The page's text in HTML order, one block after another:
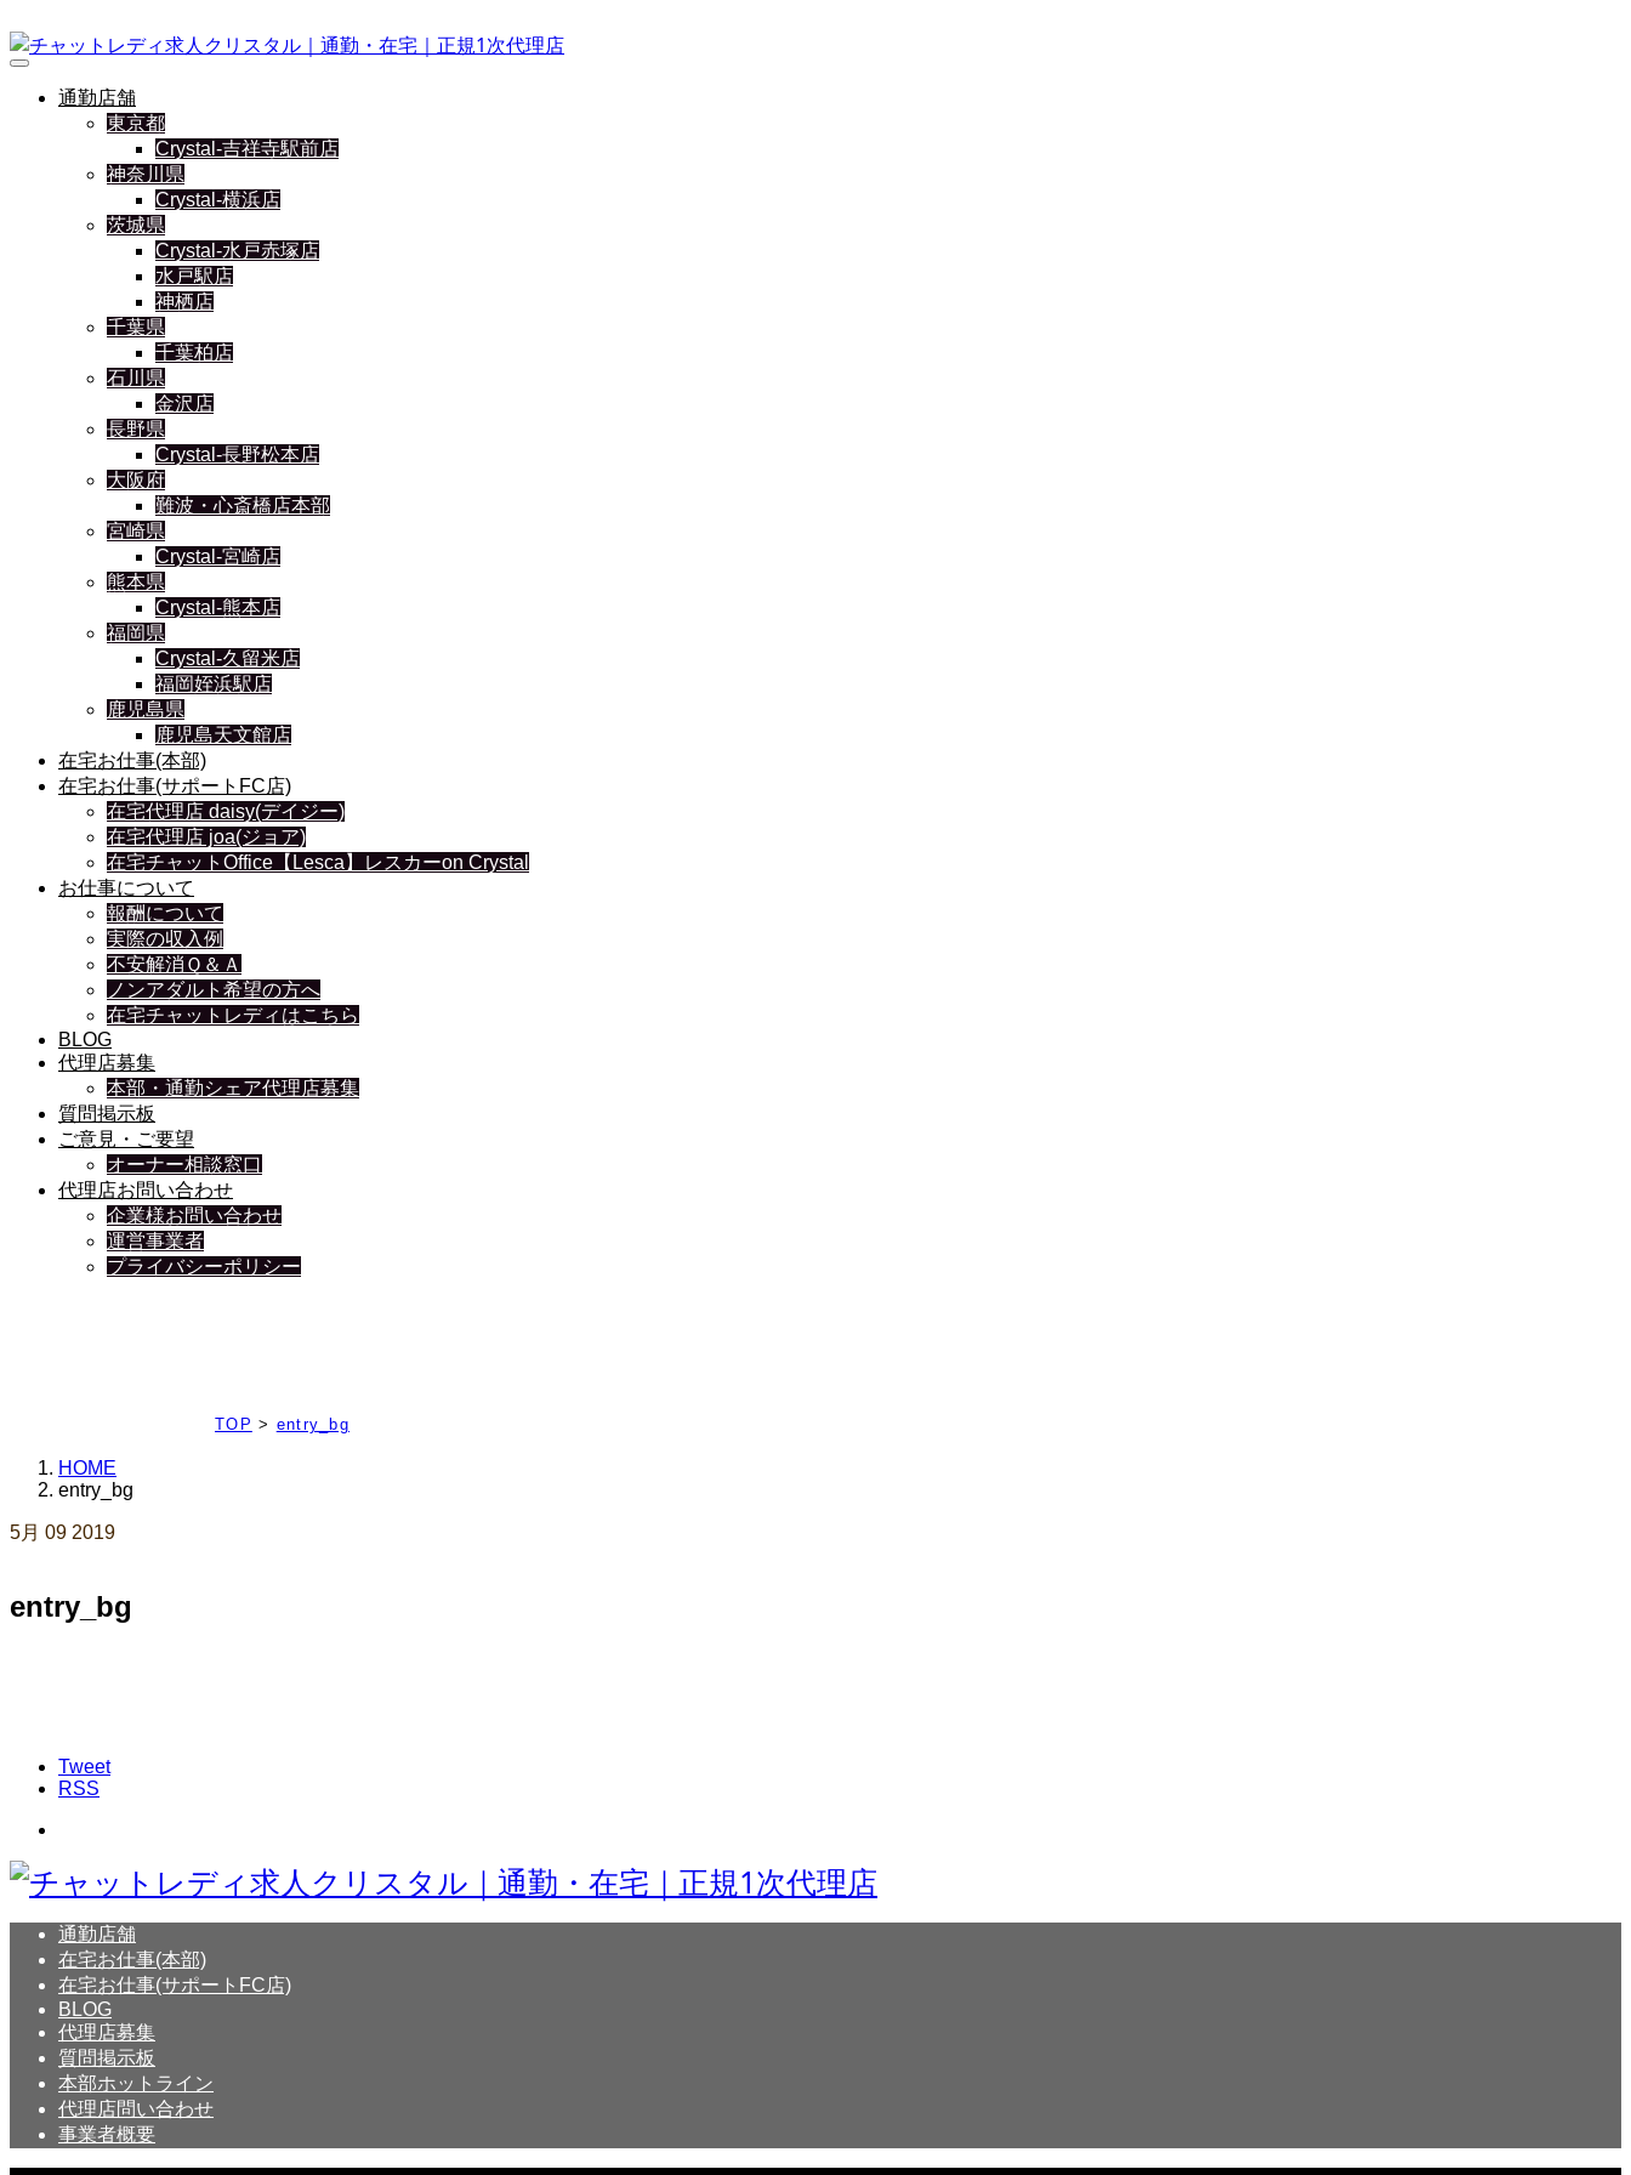
通勤店舗
東京都
Crystal-吉祥寺駅前店
神奈川県
Crystal-横浜店
茨城県
Crystal-水戸赤塚店
水戸駅店
神栖店
千葉県
千葉柏店
石川県
金沢店
長野県
Crystal-長野松本店
大阪府
難波・心斎橋店本部
宮崎県
Crystal-宮崎店
熊本県
Crystal-熊本店
福岡県
Crystal-久留米店
福岡姪浜駅店
鹿児島県
鹿児島天文館店
在宅お仕事(本部)
在宅お仕事(サポートFC店)
在宅代理店 daisy(デイジー)
在宅代理店 joa(ジョア)
在宅チャットOffice【Lesca】レスカーon Crystal
お仕事について
報酬について
実際の収入例
不安解消Ｑ＆Ａ
ノンアダルト希望の方へ
在宅チャットレディはこちら
BLOG
代理店募集
本部・通勤シェア代理店募集
質問掲示板
ご意見・ご要望
オーナー相談窓口
代理店お問い合わせ
企業様お問い合わせ
運営事業者
プライバシーポリシー
TOP > entry_bg
HOME
entry_bg
5月 09 2019
entry_bg
Tweet
RSS
通勤店舗
在宅お仕事(本部)
在宅お仕事(サポートFC店)
BLOG
代理店募集
質問掲示板
本部ホットライン
代理店問い合わせ
事業者概要